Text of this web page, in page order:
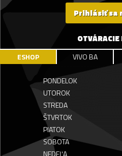
Prihlásiť sa
ESHOP VIVO BA
PONDELOK
UTOROK
STREDA
ŠTVRTOK
PIATOK
SOBOTA
NEDEĽA